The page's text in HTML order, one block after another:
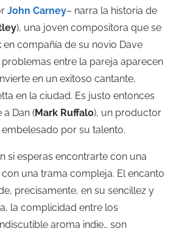
John Carney– narra la historia de
), una joven compositora que se
en compañía de su novio Dave
problemas entre la pareja aparecen
en un exitoso cantante,
en la ciudad. Es justo entonces
Dan (Mark Ruffalo), un productor
por su talento.
si esperas encontrarte con una
una trama compleja. El encanto
precisamente, en su sencillez y
la complicidad entre los
aroma indie… son